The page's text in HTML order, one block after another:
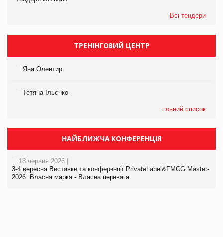
Всі тендери
ТРЕНІНГОВИЙ ЦЕНТР
Яна Олентир
Тетяна Ільєнко
повний список
НАЙБЛИЖЧА КОНФЕРЕНЦІЯ
18 червня 2026 |
3-4 вересня Виставки та конференції PrivateLabel&FMCG Master-
2026: Власна марка - Власна перевага